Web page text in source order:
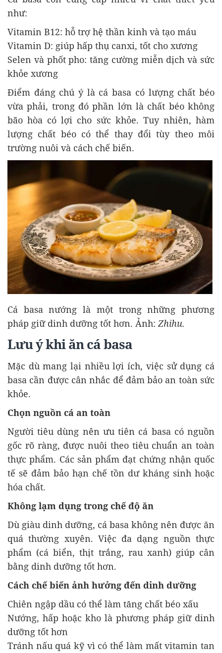
như:
Vitamin B12: hỗ trợ hệ thần kinh và tạo máu
Vitamin D: giúp hấp thụ canxi, tốt cho xương
Selen và phốt pho: tăng cường miễn dịch và sức
khỏe xương
Điểm đáng chú ý là cá basa có lượng chất béo
vừa phải, trong đó phần lớn là chất béo không
bão hòa có lợi cho sức khỏe. Tuy nhiên, hàm
lượng chất béo có thể thay đổi tùy theo môi
trường nuôi và cách chế biến.
Cá basa nướng là một trong những phương
pháp giữ dinh dưỡng tốt hơn. Ảnh:Zhihu.
Lưu ý khi ăn cá basa
Mặc dù mang lại nhiều lợi ích, việc sử dụng cá
basa cần được cân nhắc để đảm bảo an toàn sức
khỏe.
Chọn nguồn cá an toàn
Người tiêu dùng nên ưu tiên cá basa có nguồn
gốc rõ ràng, được nuôi theo tiêu chuẩn an toàn
thực phẩm. Các sản phẩm đạt chứng nhận quốc
tế sẽ đảm bảo hạn chế tồn dư kháng sinh hoặc
hóa chất.
Không lạm dụng trong chế độ ăn
Dù giàu dinh dưỡng, cá basa không nên được ăn
quá thường xuyên. Việc đa dạng nguồn thực
phẩm (cá biển, thịt trắng, rau xanh) giúp cân
bằng dinh dưỡng tốt hơn.
Cách chế biến ảnh hưởng đến dinh dưỡng
Chiên ngập dầu có thể làm tăng chất béo xấu
Nướng, hấp hoặc kho là phương pháp giữ dinh
dưỡng tốt hơn
Tránh nấu quá kỹ vì có thể làm mất vitamin tan